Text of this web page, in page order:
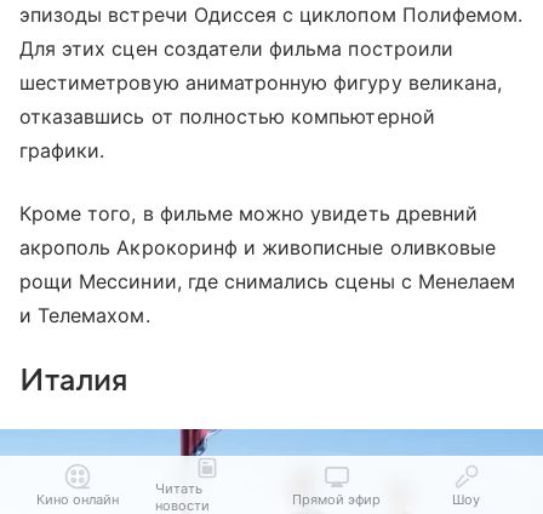
эпизоды встречи Одиссея с циклопом Полифемом.
Для этих сцен создатели фильма построили
шестиметровую аниматронную фигуру великана,
отказавшись от полностью компьютерной
графики.
Кроме того, в фильме можно увидеть древний
акрополь Акрокоринф и живописные оливковые
рощи Мессинии, где снимались сцены с Менелаем
и Телемахом.
Италия
Кино онлайн
Читать
новости
Прямой эфир Шоу